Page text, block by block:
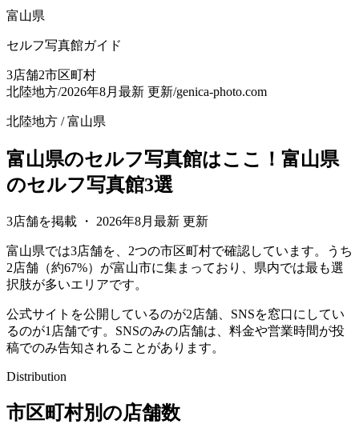
富山県
セルフ写真館ガイド
3店舗2市区町村
北陸地方/2026年8月最新 更新/genica-photo.com
北陸地方 /富山県
富山県のセルフ写真館はここ！富山県
のセルフ写真館3選
3店舗を掲載 ・ 2026年8月最新 更新
富山県では3店舗を、2つの市区町村で確認しています。うち
2店舗（約67%）が富山市に集まっており、県内では最も選
択肢が多いエリアです。
公式サイトを公開しているのが2店舗、SNSを窓口にしてい
るのが1店舗です。SNSのみの店舗は、料金や営業時間が投
稿でのみ告知されることがあります。
Distribution
市区町村別の店舗数